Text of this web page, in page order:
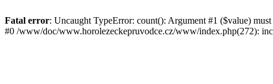
Fatal error: Uncaught TypeError: count(): Argument #1 ($value)
#0 /www/doc/www.horolezeckepruvodce.cz/www/index.php(272):